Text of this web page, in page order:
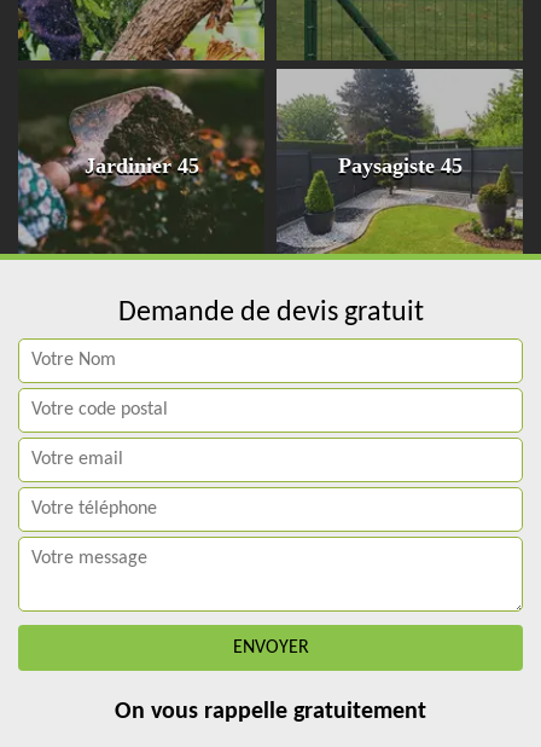
Jardinier 45 Paysagiste 45
Demande de devis gratuit
On vous rappelle gratuitement